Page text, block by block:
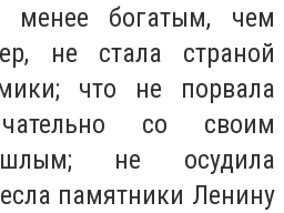
менее богатым, чем
не стала страной
что не порвала
со своим
не осудила
памятники Ленину